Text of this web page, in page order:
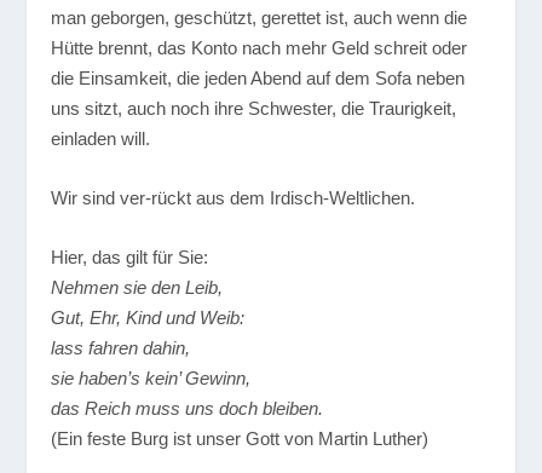
man geborgen, geschützt, gerettet ist, auch wenn die
Hütte brennt, das Konto nach mehr Geld schreit oder
die Einsamkeit, die jeden Abend auf dem Sofa neben
uns sitzt, auch noch ihre Schwester, die Traurigkeit,
einladen will.
Wir sind ver-rückt aus dem Irdisch-Weltlichen.
Hier, das gilt für Sie:
Nehmen sie den Leib,
Gut, Ehr, Kind und Weib:
lass fahren dahin,
sie haben’s kein’ Gewinn,
das Reich muss uns doch bleiben.
(Ein feste Burg ist unser Gott von Martin Luther)